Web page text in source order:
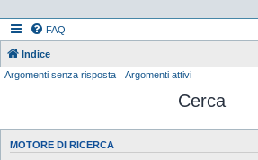
FAQ
Indice
Argomenti senza risposta
Argomenti attivi
Cerca
MOTORE DI RICERCA